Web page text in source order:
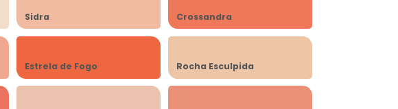
Sidra Crossandra
Estrela de Fogo Rocha Esculpida